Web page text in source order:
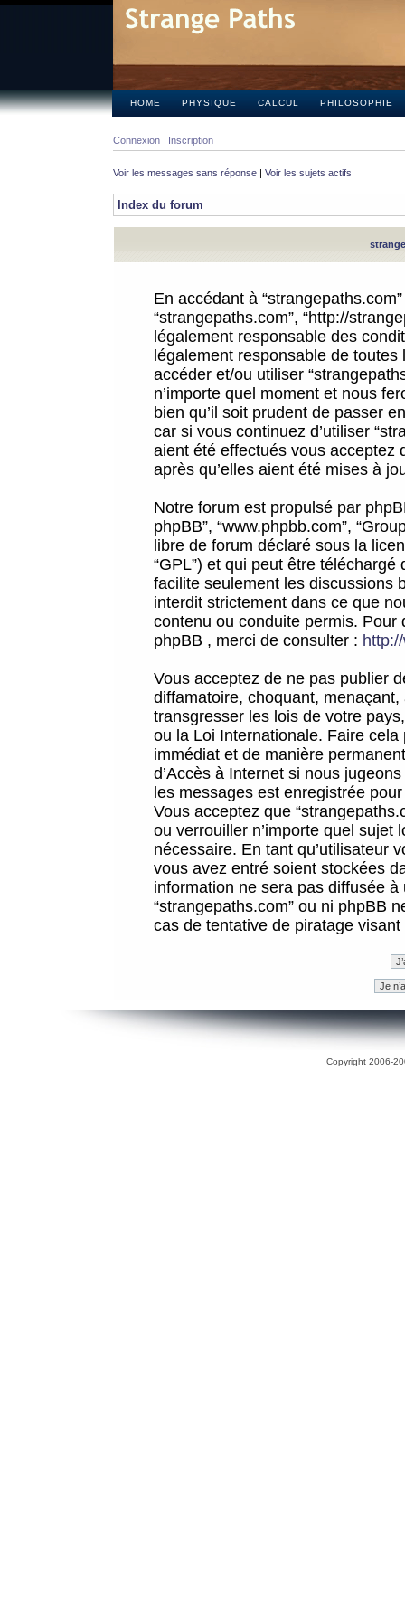
HOME PHYSIQUE CALCUL PHILOSOPHIE
Connexion Inscription
Voir les messages sans réponse | Voir les sujets actifs
Index du forum
En accédant à
“strangepaths.com”, “http://
légalement responsable des
légalement responsable de
accéder et/ou utiliser
n’importe quel moment et nous
bien qu’il soit prudent de passer
car si vous continuez d’utiliser
aient été effectués vous acceptez
après qu’elles aient été mises à
Notre forum est propulsé par
phpBB”, “www.phpbb.com”,
libre de forum déclaré sous la
“GPL”) et qui peut être téléchargé
facilite seulement les discussions
interdit strictement dans ce que
contenu ou conduite permis.
phpBB , merci de consulter :
Vous acceptez de ne pas publier
diffamatoire, choquant,
transgresser les lois de votre
ou la Loi Internationale. Faire
immédiat et de manière
d’Accès à Internet si nous
les messages est enregistrée
Vous acceptez que
ou verrouiller n’importe quel sujet
nécessaire. En tant qu’utilisateur
vous avez entré soient stockées
information ne sera pas diffusée
“strangepaths.com” ou ni phpBB
cas de tentative de piratage
Copyright 2006-